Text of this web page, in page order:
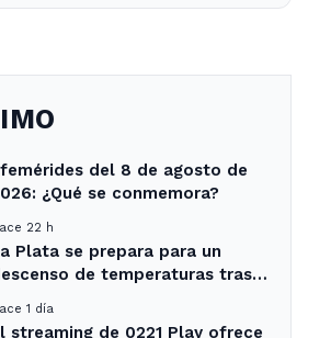
del 8 de agosto de
¿Qué se conmemora?
22 h
Plata se prepara para un
de temperaturas tras
1 día
streaming de 0221 Play ofrece